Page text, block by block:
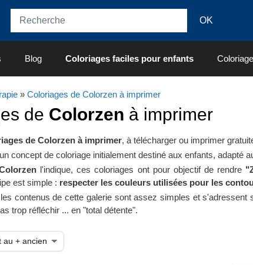
Blog Coloriages faciles pour enfants
» Coloriages de Colorzen à imprimer
de Colorzen à imprimer
de Colorzen à imprimer, à télécharger ou imprimer
concept de coloriage initialement destiné aux enfants, adapté
l'indique, ces coloriages ont pour objectif de rendre
est simple : respecter les couleurs utilisées pour les
contenus de cette galerie sont assez simples et
trop réfléchir ... en "total détente".